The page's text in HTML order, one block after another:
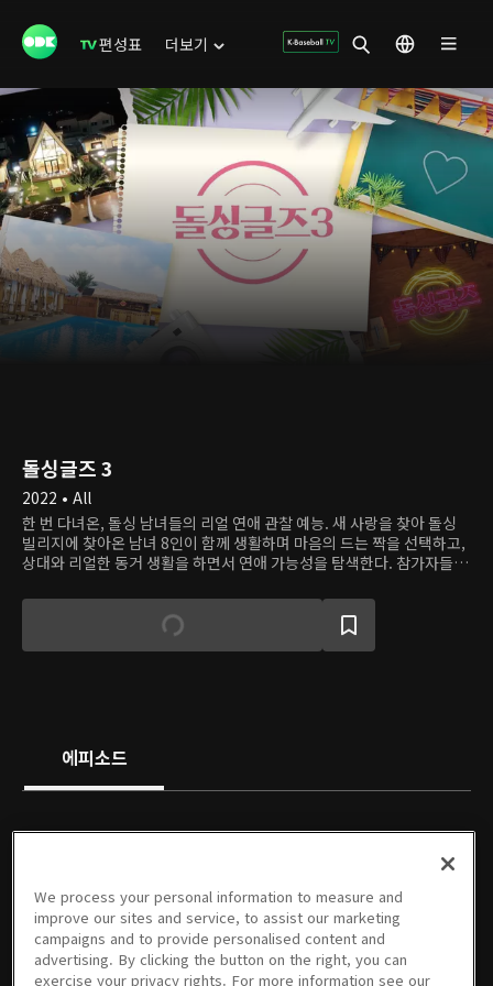
편성표 더보기
돌싱글즈 3
2022 • All
한 번 다녀온, 돌싱 남녀들의 리얼 연애 관찰 예능. 새 사랑을 찾아 돌싱
빌리지에 찾아온 남녀 8인이 함께 생활하며 마음의 드는 짝을 선택하고,
상대와 리얼한 동거 생활을 하면서 연애 가능성을 탐색한다. 참가자들의
에피소드
01회
06/26/2022 • 1시간 29분
02회
07/03/2022 • 1시간 28분
03회
07/10/2022 • 1시간 34분
04회
07/17/2022 • 1시간 32분
05회
07/24/2022 • 1시간 44분
We process your personal information to measure and
improve our sites and service, to assist our marketing
campaigns and to provide personalised content and
advertising. By clicking the button on the right, you can
exercise your privacy rights. For more information see our